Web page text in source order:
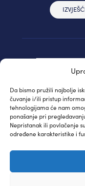
Da bismo pružili najbolje
čuvanje i/ili pristup
tehnologijama će nam
ponašanje pri
Nepristanak ili povlačenje
određene karakteristike i